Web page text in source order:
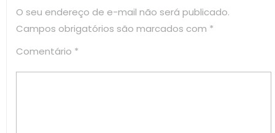
O seu endereço de e-mail não será publicado.
Campos obrigatórios são marcados com *
Comentário *